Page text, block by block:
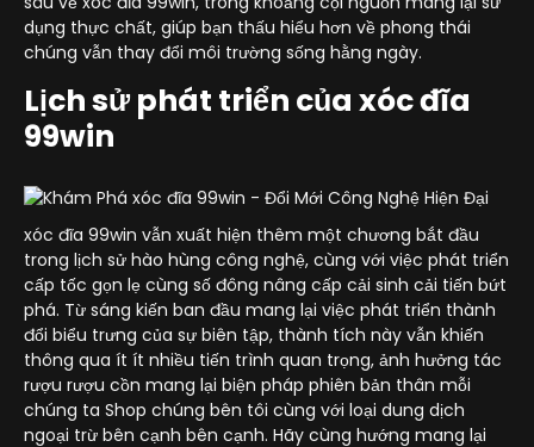
dụng thực chất, giúp bạn thấu hiểu hơn về phong thái
chúng vẫn thay đổi môi trường sống hằng ngày.
Lịch sử phát triển của xóc đĩa
99win
xóc đĩa 99win vẫn xuất hiện thêm một chương bắt đầu
trong lịch sử hào hùng công nghệ, cùng với việc phát triển
cấp tốc gọn lẹ cùng số đông nâng cấp cải sinh cải tiến bứt
phá. Từ sáng kiến ban đầu mang lại việc phát triển thành
đổi biểu trưng của sự biên tập, thành tích này vẫn khiến
thông qua ít ít nhiều tiến trình quan trọng, ảnh hưởng tác
rượu rượu cồn mang lại biện pháp phiên bản thân mỗi
chúng ta Shop chúng bên tôi cùng với loại dung dịch
ngoại trừ bên cạnh bên cạnh. Hãy cùng hướng mang lại